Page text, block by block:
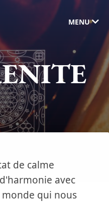
MENU
de calme
avec
monde qui nous